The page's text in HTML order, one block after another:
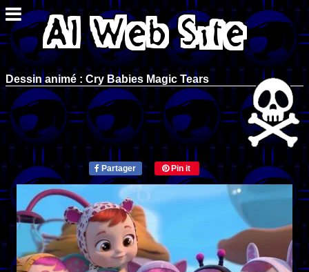
Dessin animé : Cry Babies Magic Tears
Partager Pin it